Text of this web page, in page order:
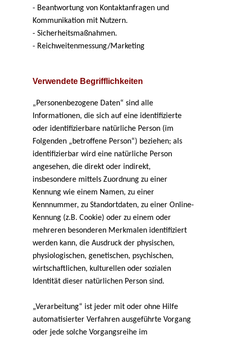
- Beantwortung von Kontaktanfragen und
Kommunikation mit Nutzern.
- Sicherheitsmaßnahmen.
- Reichweitenmessung/Marketing
Verwendete Begrifflichkeiten
„Personenbezogene Daten“ sind alle
Informationen, die sich auf eine identifizierte
oder identifizierbare natürliche Person (im
Folgenden „betroffene Person“) beziehen; als
identifizierbar wird eine natürliche Person
angesehen, die direkt oder indirekt,
insbesondere mittels Zuordnung zu einer
Kennung wie einem Namen, zu einer
Kennnummer, zu Standortdaten, zu einer Online-
Kennung (z.B. Cookie) oder zu einem oder
mehreren besonderen Merkmalen identifiziert
werden kann, die Ausdruck der physischen,
physiologischen, genetischen, psychischen,
wirtschaftlichen, kulturellen oder sozialen
Identität dieser natürlichen Person sind.
„Verarbeitung“ ist jeder mit oder ohne Hilfe
automatisierter Verfahren ausgeführte Vorgang
oder jede solche Vorgangsreihe im